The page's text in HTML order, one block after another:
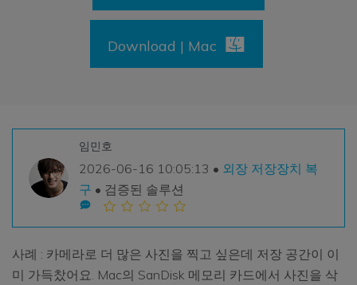
Recoverit - Mac 버전
Mac 시스템에서 무제한 데이터 복구
리커버릿 모든 기능 확인하기
더 많은 솔루션 찾기
드라이브에서 복구
삭제된 파일 복구
데이터 손실 시나리오
search
Download | Mac
임민호
2026-06-16 10:05:13 • 외장 저장장치 복
구 • 검증된 솔루션
사례 : 카메라로 더 많은 사진을 찍고 싶은데 저장 공간이 이
미 가득찼어요. Mac의 SanDisk 메모리 카드에서 사진을 삭